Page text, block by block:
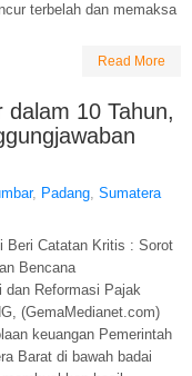
terbelah dan memaksa
Read More
dalam 10 Tahun,
, Padang, Sumatera
Beri Catatan Kritis : Sorot
Bencana
dan Reformasi Pajak
(GemaMedianet.com)
keuangan Pemerintah
Barat di bawah badai